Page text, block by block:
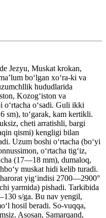
Jezyu, Muskat krokan,
boʻlgan xoʻra-ki va
hududlarida
Kozogʻiston va
oʻsadi. Guli ikki
sm), toʻgarak, kam kertikli.
cheti arratishli, bargi
qismi) kengligi bilan
Uzum boshi oʻrtacha (boʻyi
oʻrtacha tigʻiz,
(17—18 mm), dumaloq,
muskat hidi kelib turadi.
yigʻindisi 2700—2900°
yarmida) pishadi. Tarkibida
s/ga. Bu nav yengil,
hosil beradi. So-vuqqa,
Asosan, Samarqand,